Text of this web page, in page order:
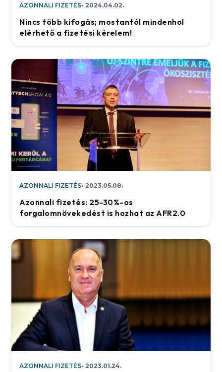
AZONNALI FIZETÉS 2024.04.02.
Nincs több kifogás; mostantól mindenhol
elérhető a fizetési kérelem!
AZONNALI FIZETÉS 2023.05.08.
Azonnali fizetés: 25-30%-os
forgalomnövekedést is hozhat az AFR2.0
AZONNALI FIZETÉS 2023.01.24.